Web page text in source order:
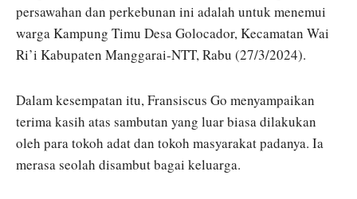
persawahan dan perkebunan ini adalah untuk menemui
warga Kampung Timu Desa Golocador, Kecamatan Wai
Ri’i Kabupaten Manggarai-NTT, Rabu (27/3/2024).
Dalam kesempatan itu, Fransiscus Go menyampaikan
terima kasih atas sambutan yang luar biasa dilakukan
oleh para tokoh adat dan tokoh masyarakat padanya. Ia
merasa seolah disambut bagai keluarga.